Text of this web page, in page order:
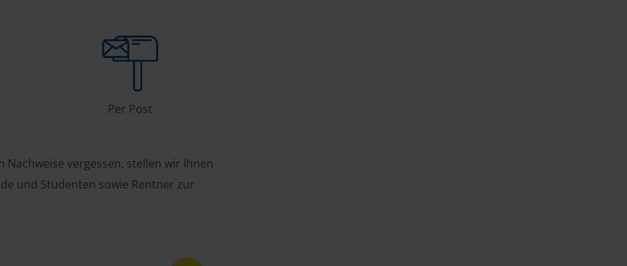
Per Post
vergessen, stellen wir Ihnen
und Studenten sowie Rentner zur